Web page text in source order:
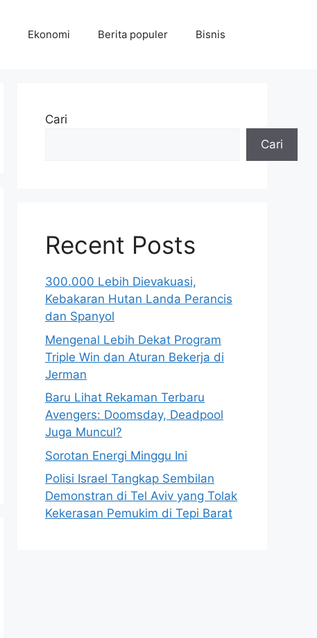
Ekonomi Berita populer Bisnis
Cari
Cari
Recent Posts
300.000 Lebih Dievakuasi,
Kebakaran Hutan Landa Perancis
dan Spanyol
Mengenal Lebih Dekat Program
Triple Win dan Aturan Bekerja di
Jerman
Baru Lihat Rekaman Terbaru
Avengers: Doomsday, Deadpool
Juga Muncul?
Sorotan Energi Minggu Ini
Polisi Israel Tangkap Sembilan
Demonstran di Tel Aviv yang Tolak
Kekerasan Pemukim di Tepi Barat